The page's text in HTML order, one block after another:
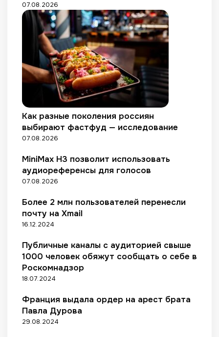
о
с
е
й
и
п
р
и
е
р
ы
н
о
и
й
н
е
и
ч
с
ь
н
1
6
%
0
%
е
р
е
т
о
д
а
н
07.08.2026
Как разные поколения россиян
выбирают фастфуд — исследование
07.08.2026
MiniMax H3 позволит использовать
аудиореференсы для голосов
07.08.2026
Более 2 млн пользователей перенесли
почту на Xmail
16.12.2024
Публичные каналы с аудиторией свыше
1000 человек обяжут сообщать о себе в
Роскомнадзор
18.07.2024
Франция выдала ордер на арест брата
Павла Дурова
29.08.2024